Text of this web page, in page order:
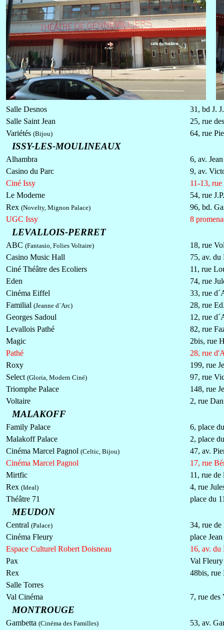
Salle Desnos
31, bd J.
Salle Saint Jean
25, rue
Variétés (Bijou) 64, rue
ISSY-LES-MOULINEAUX
Alhambra
6, av.
Casino du Parc
9, av.
Ciné Issy
11-13,
Le Moderne
54, rue
Rex (Novelty, Mignon Palace)
96, bd.
UGC Issy
8
LEVALLOIS-PERRET
ABC (Fantasio, Folies Voltaire)
18, rue
Casino Music Hall
75, av. du
Ciné Théâtre des Ecoliers
11, rue
Eden
74, rue
Cinéma Eiffel
33, rue
Familial (Jeanne d´Arc)
28, rue
Georges Sadoul
12, rue
Levallois Pathé
82, rue
Magic
2bis, rue
Pathé
28, rue
Roxy
199, rue
Select (Gloria, Modern Ciné)
97, rue
Triomphe Palace
148, rue
Voltaire
2, rue
MALAKOFF
Family Palace
6, place
Malakoff Palace
2, place
Cinéma Marcel Pagnol (Celtic, Bijou)
47, av.
Cinéma Marcel Pagnol
17, rue
Mirtfic
11, rue
Rex (Ideal)
4, rue
Théâtre 71
place du
MEUDON
Central (Palace)
34, rue
Cinéma Fleury
place Jean
Espace Culturel Robert Doisneau
16, av. du
Pax
Val Fleury
Rex
48bis, rue
Salle Torres
Val Cinéma
7, rue des
MONTROUGE
Gambetta (Cinéma des Familles)
53, av.